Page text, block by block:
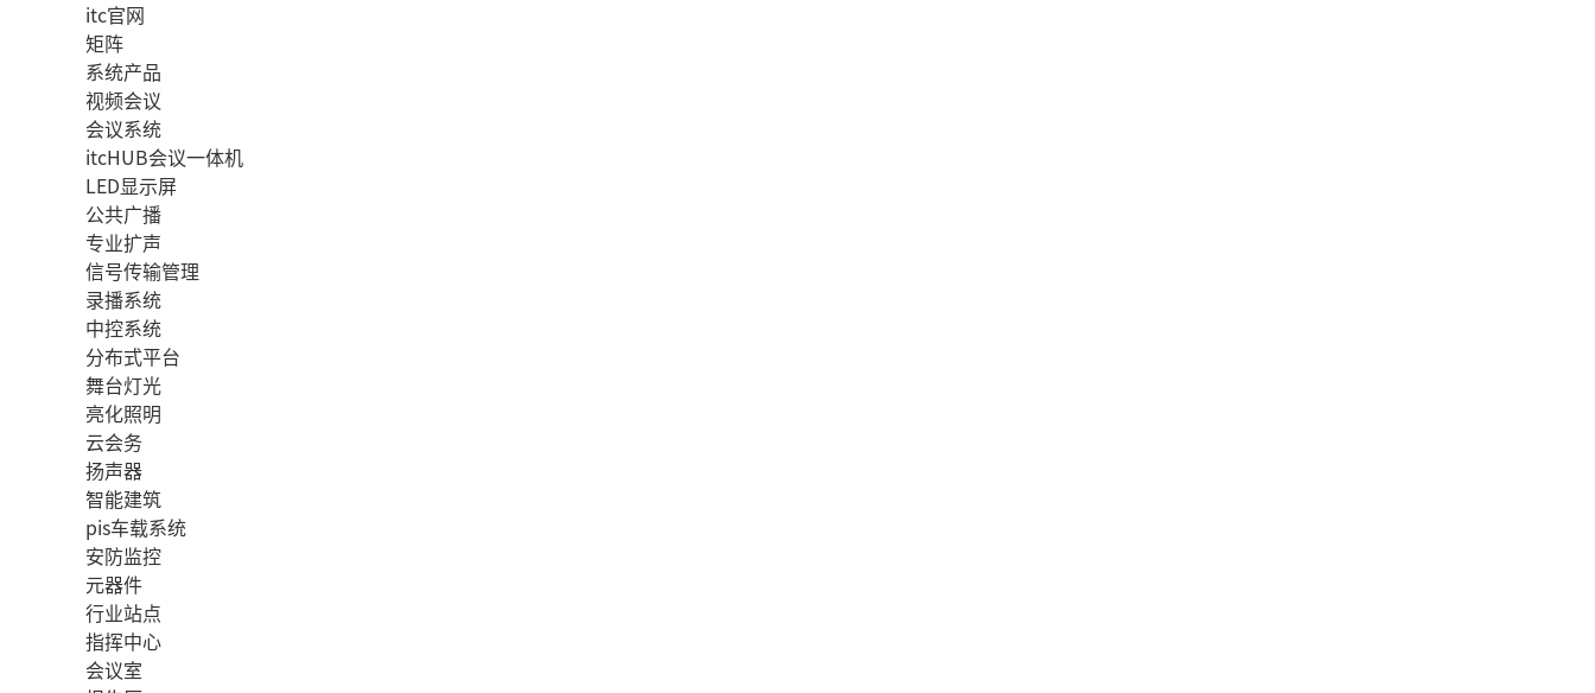
itc官网
矩阵
系统产品
视频会议
会议系统
itcHUB会议一体机
LED显示屏
公共广播
专业扩声
信号传输管理
录播系统
中控系统
分布式平台
舞台灯光
亮化照明
云会务
扬声器
智能建筑
pis车载系统
安防监控
元器件
行业站点
指挥中心
会议室